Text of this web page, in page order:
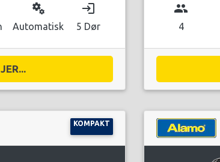
miscellaneous_services
Automatisk
login
5 Dør
group
4
KOMPAKT